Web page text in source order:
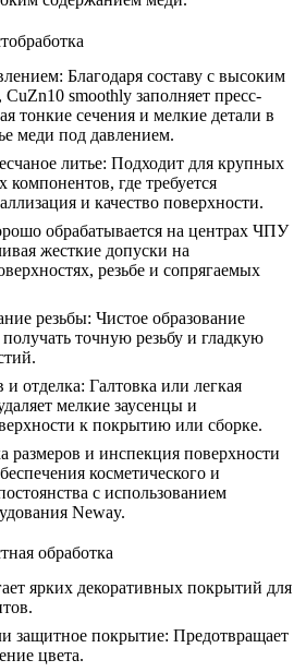
: Благодаря составу с высоким
smoothly заполняет пресс-
тонкие сечения и мелкие детали в
меди под давлением.
литье: Подходит для крупных
где требуется
и качество поверхности.
обрабатывается на центрах ЧПУ
жесткие допуски на
резьбе и сопрягаемых
резьбы: Чистое образование
точную резьбу и гладкую
и отделка: Галтовка или легкая
мелкие заусенцы и
к покрытию или сборке.
размеров и инспекция поверхности
косметического и
с использованием
Neway.
обработка
ярких декоративных покрытий для
защитное покрытие: Предотвращает
цвета.